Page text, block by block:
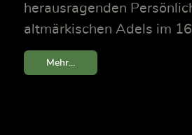
herausragenden
altmärkischen Adels im
Mehr...